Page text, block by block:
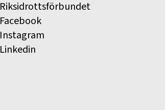
Riksidrottsförbundet
Facebook
Instagram
Linkedin